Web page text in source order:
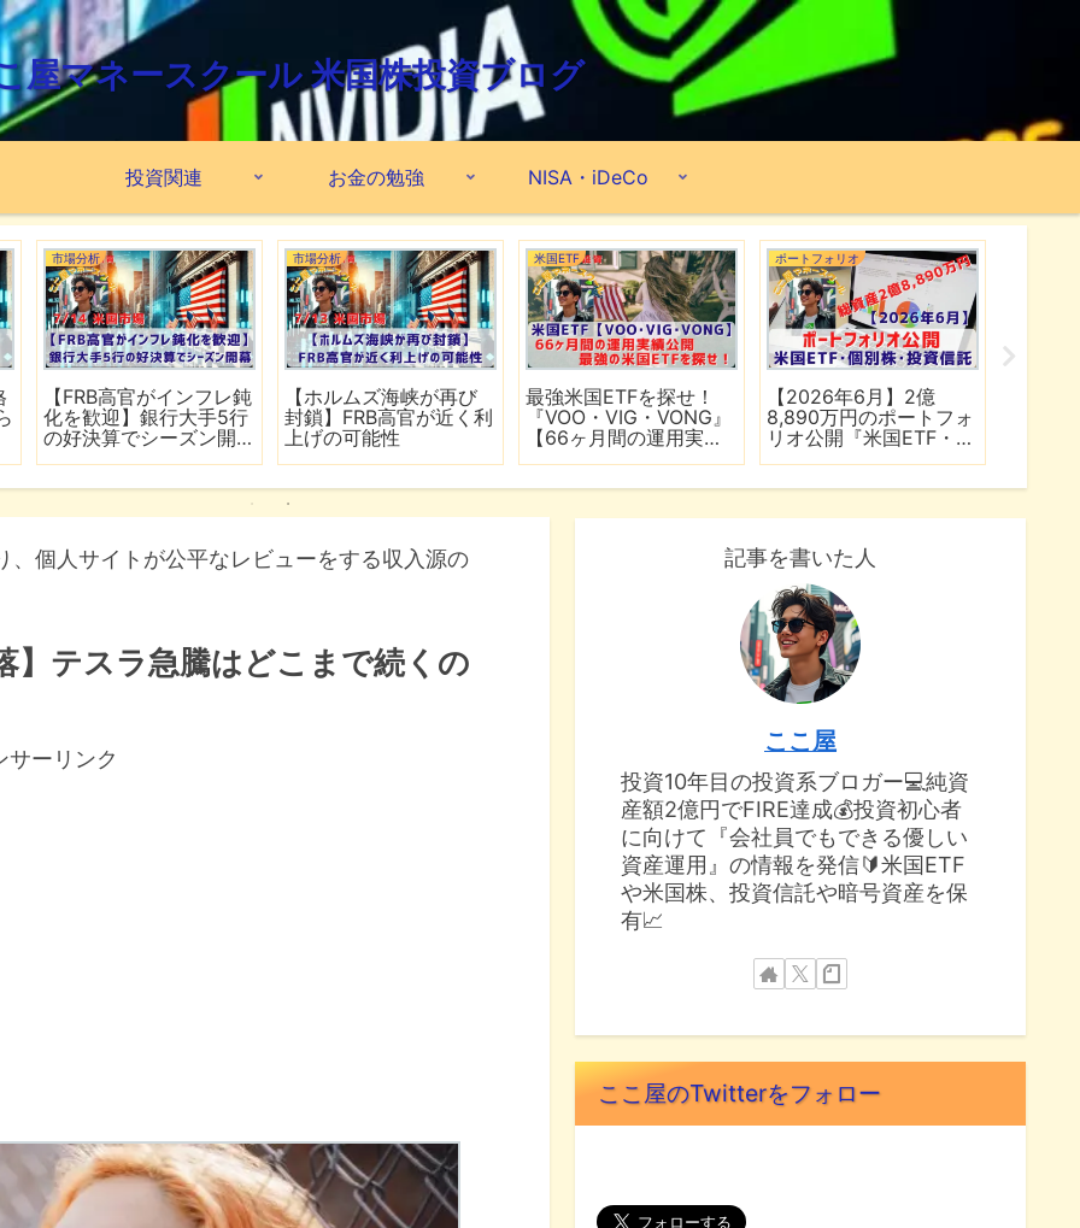
屋マネースクール 米国株投資ブログ
投資関連 お金の勉強 NISA・iDeCo
市場分析
【FRB高官がインフレ鈍
化を歓迎】銀行大手5行
の好決算でシーズン開
市場分析
【ホルムズ海峡が再び
封鎖】FRB高官が近く利
上げの可能性
米国ETF
最強米国ETFを探せ！
『VOO・VIG・VONG』
【66ヶ月間の運用実績
ポートフォリオ
【2026年6月】2億
8,890万円のポートフォ
リオ公開『米国ETF・個
個人サイトが公平なレビューをする収入源の
】テスラ急騰はどこまで続くの
サーリンク
記事を書いた人
ここ屋
投資10年目の投資系ブロガー💻純資
産額2億円でFIRE達成💰投資初心者
に向けて『会社員でもできる優しい
資産運用』の情報を発信🔰米国ETF
や米国株、投資信託や暗号資産を保
有📈
ここ屋のTwitterをフォロー